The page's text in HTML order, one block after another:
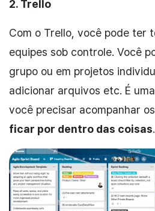
2. Trello
Com o Trello, você pode ter
equipes sob controle. Você
grupo ou em projetos
adicionar arquivos etc. É
você precisar acompanhar
ficar por dentro das coisas.